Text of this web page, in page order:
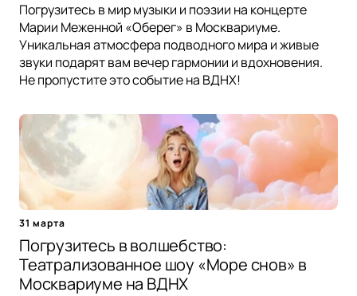
Погрузитесь в мир музыки и поэзии на концерте
Марии Меженной «Оберег» в Москвариуме.
Уникальная атмосфера подводного мира и живые
звуки подарят вам вечер гармонии и вдохновения.
Не пропустите это событие на ВДНХ!
31 марта
Погрузитесь в волшебство:
Театрализованное шоу «Море снов» в
Москвариуме на ВДНХ